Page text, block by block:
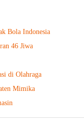
Bola Indonesia
46 Jiwa
di Olahraga
Mimika